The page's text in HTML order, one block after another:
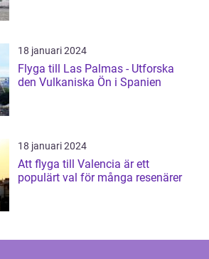
18 januari 2024
Flyga till Las Palmas - Utforska
den Vulkaniska Ön i Spanien
18 januari 2024
Att flyga till Valencia är ett
populärt val för många resenärer